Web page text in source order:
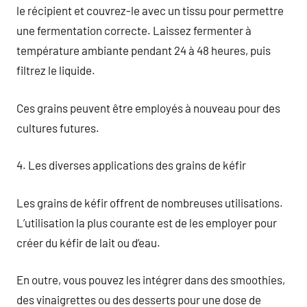
le récipient et couvrez-le avec un tissu pour permettre
une fermentation correcte. Laissez fermenter à
température ambiante pendant 24 à 48 heures, puis
filtrez le liquide.
Ces grains peuvent être employés à nouveau pour des
cultures futures.
4. Les diverses applications des grains de kéfir
Les grains de kéfir offrent de nombreuses utilisations.
L’utilisation la plus courante est de les employer pour
créer du kéfir de lait ou d’eau.
En outre, vous pouvez les intégrer dans des smoothies,
des vinaigrettes ou des desserts pour une dose de